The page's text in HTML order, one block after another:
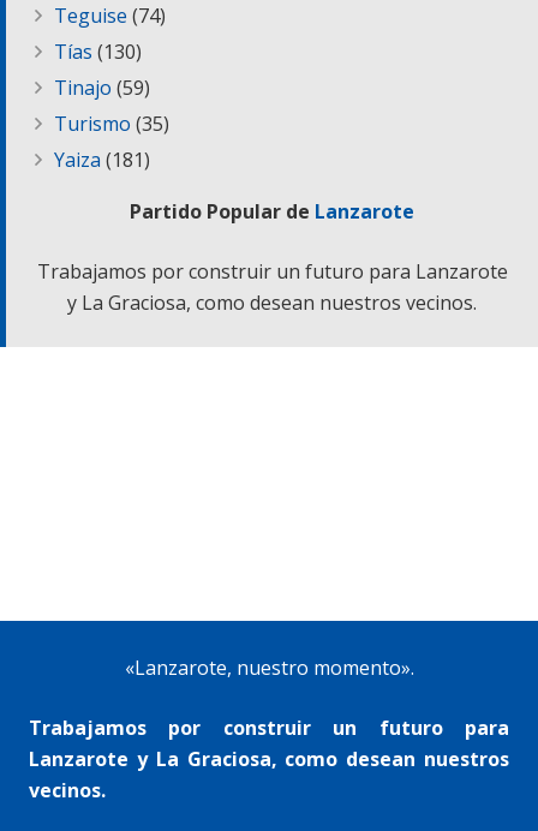
Teguise (74)
Tías (130)
Tinajo (59)
Turismo (35)
Yaiza (181)
Partido Popular de Lanzarote
Trabajamos por construir un futuro para Lanzarote
y La Graciosa, como desean nuestros vecinos.
«Lanzarote, nuestro momento».
Trabajamos por construir un futuro para
Lanzarote y La Graciosa, como desean nuestros
vecinos.